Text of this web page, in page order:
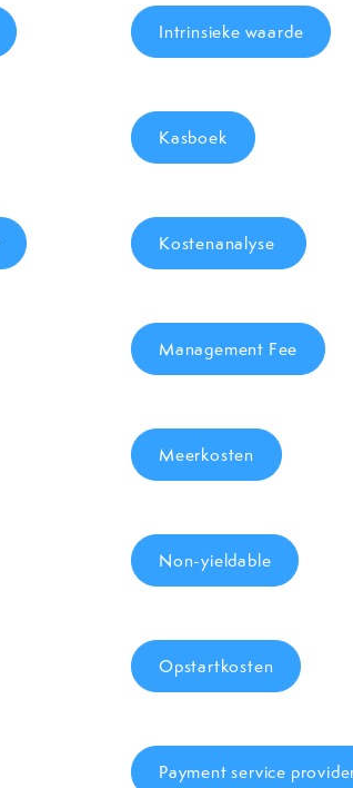
Intrinsieke waarde
Kasboek
Kostenanalyse
Management Fee
Meerkosten
Non-yieldable
Opstartkosten
Payment service